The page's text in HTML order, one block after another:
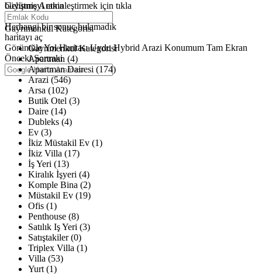
büyütmeyi etkinleştirmek için tıkla
Haritalar yükleniyor
Herhangi bir sonuç bulamadık
haritayı aç
GörüntüleYol Haritası Uydu Hybrid Arazi Konumum Tam Ekran
Önceki Sonraki
Gelişmiş Arama
Gayrimenkul Kategorisi
Gayrimenkul Kategorisi
Apartman (4)
Apartman Dairesi (174)
Arazi (546)
Arsa (102)
Butik Otel (3)
Daire (14)
Dubleks (4)
Ev (3)
İkiz Müstakil Ev (1)
İkiz Villa (17)
İş Yeri (13)
Kiralık İşyeri (4)
Komple Bina (2)
Müstakil Ev (19)
Ofis (1)
Penthouse (8)
Satılık Iş Yeri (3)
Satıştakiler (0)
Triplex Villa (1)
Villa (53)
Yurt (1)